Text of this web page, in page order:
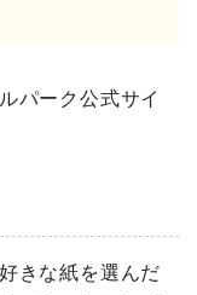
パーク公式サイ
きな紙を選んだ